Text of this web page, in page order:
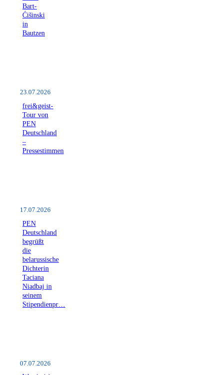
Bart-
Ćišinski
in
Bautzen
23.07.2026
frei&geist-
Tour von
PEN
Deutschland
–
Pressestimmen
17.07.2026
PEN
Deutschland
begrüßt
die
belarussische
Dichterin
Taciana
Niadbaj in
seinem
Stipendienpr…
07.07.2026